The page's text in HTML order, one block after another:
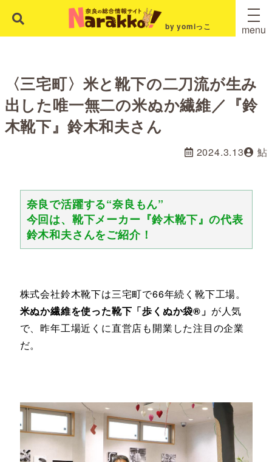
by yomiっこ menu
〈三宅町〉米と靴下の二刀流が生み
出した唯一無二の米ぬか繊維／『鈴
木靴下』鈴木和夫さん
2024.3.13 鮎
奈良で活躍する“奈良もん”
今回は、靴下メーカー『鈴木靴下』の代表
鈴木和夫さんをご紹介！
株式会社鈴木靴下は三宅町で66年続く靴下工場。
米ぬか繊維を使った靴下「歩くぬか袋®」 が人気
で、昨年工場近くに直営店も開業した注目の企業
だ。